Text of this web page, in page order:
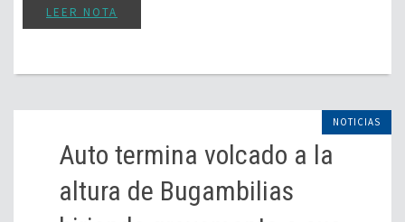
LEER NOTA
NOTICIAS
Auto termina volcado a la
altura de Bugambilias